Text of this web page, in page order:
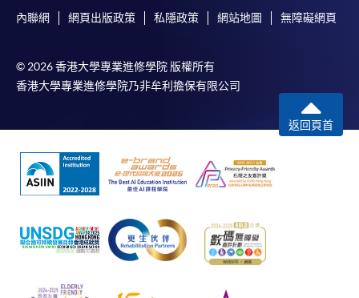
本學院（包括其僱員及附屬機構）對你在網上付款而由下列原
付款銀行或獨立商戶因為付款的網關在處理付款的信用卡、付
款卡、智能卡或其他付款的設施時出現任何信息或資訊傳送的
失誤、延誤、中斷、中止、或限制（2）從付款的網關傳送而
來的任何信息或資訊中出現的疏忽、錯誤、誤差或遺漏；
誤；（4）任何由付款的網關引起或與付款的網關相關的原
因，包括未獲授權進入、資料傳送的改動、任何非法行為等。
以上中文本純作參考之用，如內容與英文版本有任何歧義，一
切以英文版本為準。
內聯網 網頁出版政策 私隱政策 網站地圖 無障礙網頁
© 2026 香港大學專業進修學院 版權所有
香港大學專業進修學院乃非牟利擔保有限公司
返回頁首